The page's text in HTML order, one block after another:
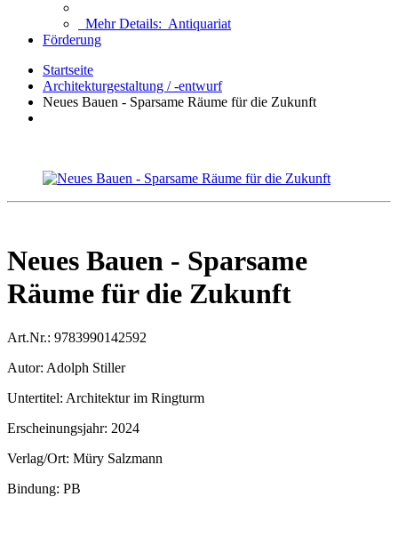
Mehr Details: Antiquariat
Förderung
Startseite
Architekturgestaltung / -entwurf
Neues Bauen - Sparsame Räume für die Zukunft
Neues Bauen - Sparsame
Räume für die Zukunft
Art.Nr.: 9783990142592
Autor: Adolph Stiller
Untertitel: Architektur im Ringturm
Erscheinungsjahr: 2024
Verlag/Ort: Müry Salzmann
Bindung: PB